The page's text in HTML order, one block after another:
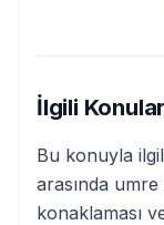
İlgili
Bu konuyla
arasında
konaklaması